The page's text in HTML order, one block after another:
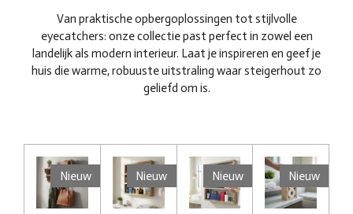
Van praktische opbergoplossingen tot stijlvolle
eyecatchers: onze collectie past perfect in zowel een
landelijk als modern interieur. Laat je inspireren en geef je
huis die warme, robuuste uitstraling waar steigerhout zo
geliefd om is.
Nieuw Nieuw Nieuw Nieuw